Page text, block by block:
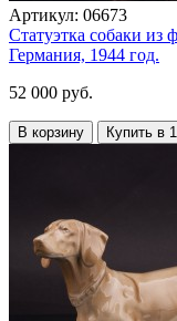
Артикул: 06673
Статуэтка собаки из
Германия, 1944 год.
52 000 руб.
В корзину Купить в